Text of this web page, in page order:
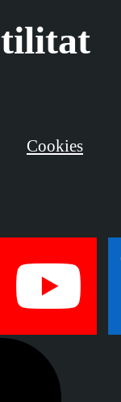
Cookies